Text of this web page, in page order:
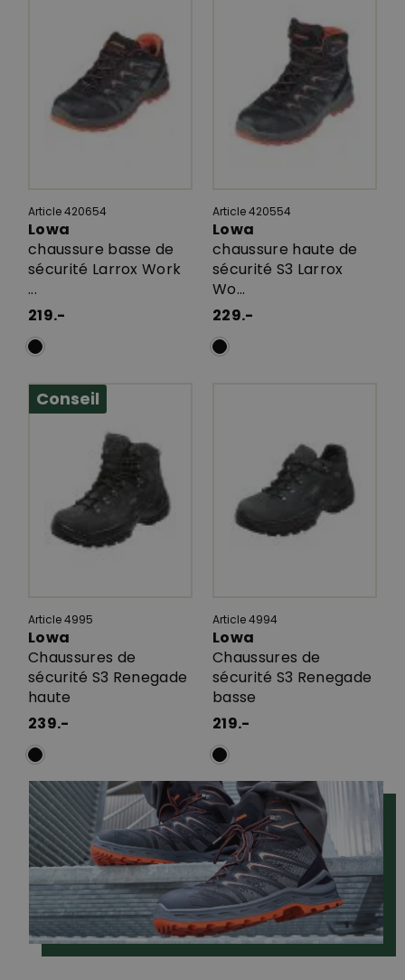
Article 420654
Lowa
chaussure basse de
sécurité Larrox Work
...
219.-
Article 420554
Lowa
chaussure haute de
sécurité S3 Larrox
Wo...
229.-
Conseil
Article 4995
Lowa
Chaussures de
sécurité S3 Renegade
haute
239.-
Article 4994
Lowa
Chaussures de
sécurité S3 Renegade
basse
219.-